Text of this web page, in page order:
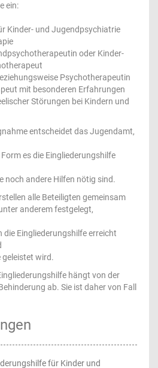
ein:
Kinder- und Jugendpsychiatrie
oder Kinder-
Psychotherapeutin
mit besonderen Erfahrungen
Störungen bei Kindern und
entscheidet das Jugendamt,
es die Eingliederungshilfe
noch andere Hilfen nötig sind.
alle Beteiligten gemeinsam
anderem festgelegt,
die Eingliederungshilfe erreicht
geleistet wird.
hängt von der
ab. Sie ist daher von Fall
für Kinder und